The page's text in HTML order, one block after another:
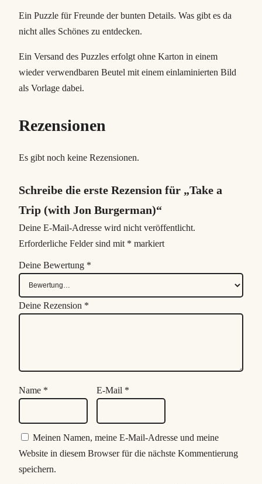
J
o
B
u
r
e
m
n
g
Ein Puzzle für Freunde der bunten Details. Was gibt es da
nicht alles Schönes zu entdecken.
Ein Versand des Puzzles erfolgt ohne Karton in einem
wieder verwendbaren Beutel mit einem einlaminierten Bild
als Vorlage dabei.
Rezensionen
Es gibt noch keine Rezensionen.
Schreibe die erste Rezension für „Take a
Trip (with Jon Burgerman)“
Deine E-Mail-Adresse wird nicht veröffentlicht.
Erforderliche Felder sind mit * markiert
Deine Bewertung *
Deine Rezension *
Name * E-Mail *
Meinen Namen, meine E-Mail-Adresse und meine
Website in diesem Browser für die nächste Kommentierung
speichern.